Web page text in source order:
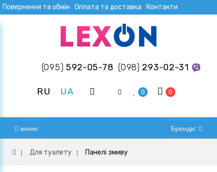
Повернення та обмін Оплата та доставка Контакти
(095) 592-05-78 (098) 293-02-31
RU UA 0 0
меню Бренди:
Для туалету Панелі змиву